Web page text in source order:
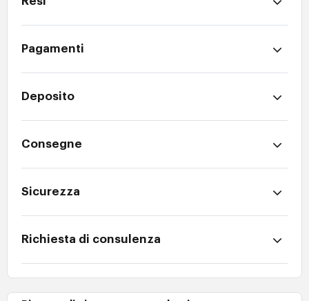
Pagamenti
Deposito
Consegne
Sicurezza
Richiesta di consulenza